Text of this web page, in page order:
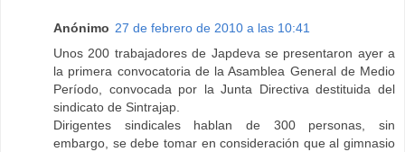
Anónimo 27 de febrero de 2010 a las 10:41
Unos 200 trabajadores de Japdeva se presentaron ayer a
la primera convocatoria de la Asamblea General de Medio
Período, convocada por la Junta Directiva destituida del
sindicato de Sintrajap.
Dirigentes sindicales hablan de 300 personas, sin
embargo, se debe tomar en consideración que al gimnasio